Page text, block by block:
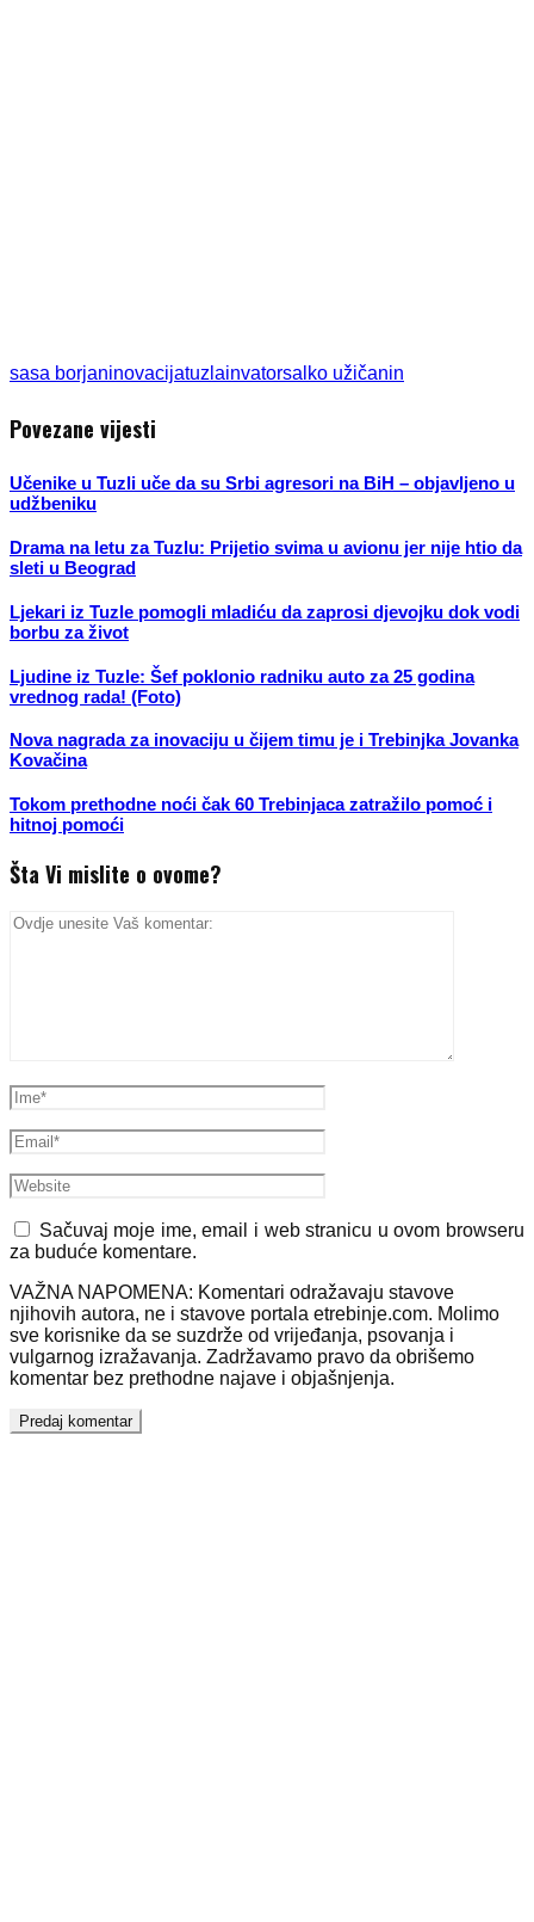
sasa borjaninovacijatuzlainvatorsalko užičanin
Povezane vijesti
Učenike u Tuzli uče da su Srbi agresori na BiH – objavljeno u
udžbeniku
Drama na letu za Tuzlu: Prijetio svima u avionu jer nije htio da
sleti u Beograd
Ljekari iz Tuzle pomogli mladiću da zaprosi djevojku dok vodi
borbu za život
Ljudine iz Tuzle: Šef poklonio radniku auto za 25 godina
vrednog rada! (Foto)
Nova nagrada za inovaciju u čijem timu je i Trebinjka Jovanka
Kovačina
Tokom prethodne noći čak 60 Trebinjaca zatražilo pomoć i
hitnoj pomoći
Šta Vi mislite o ovome?
Sačuvaj moje ime, email i web stranicu u ovom browseru
za buduće komentare.
VAŽNA NAPOMENA: Komentari odražavaju stavove
njihovih autora, ne i stavove portala etrebinje.com. Molimo
sve korisnike da se suzdrže od vrijeđanja, psovanja i
vulgarnog izražavanja. Zadržavamo pravo da obrišemo
komentar bez prethodne najave i objašnjenja.